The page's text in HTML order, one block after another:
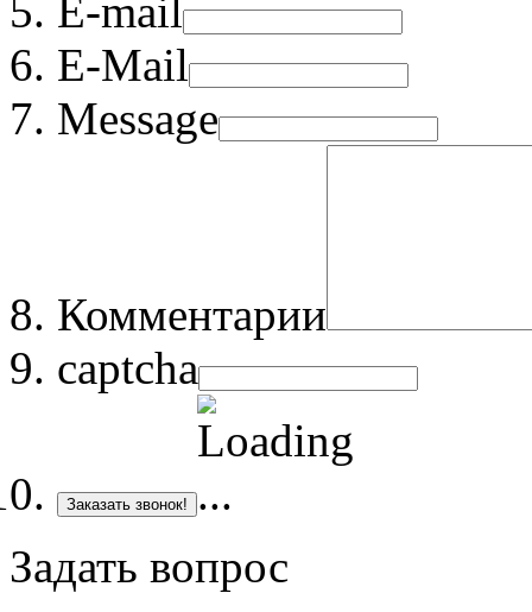
E-mail
E-Mail
Message
Комментарии
captcha
Заказать звонок!
Задать вопрос